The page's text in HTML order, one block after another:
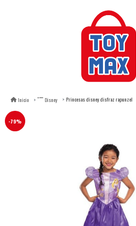
Inicio Disney Princesas disney disfraz rapunzel
-79%